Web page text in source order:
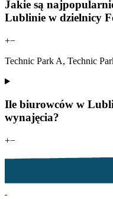
Jakie są
Lublinie w dzielnicy
+−
Technic Park A, Technic
Ile biurowców w
wynajęcia?
+−